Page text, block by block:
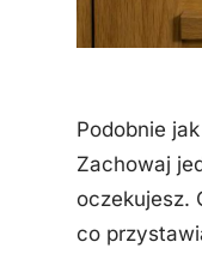
Podobnie
Zachowaj
oczekujesz.
co